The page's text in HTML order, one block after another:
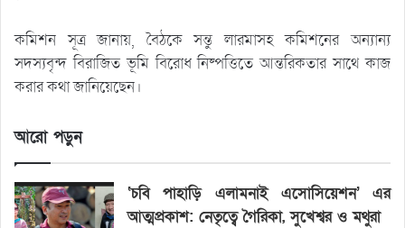
কমিশন সূত্র জানায়, বৈঠকে সন্তু লারমাসহ কমিশনের অন্যান্য
সদস্যবৃন্দ বিরাজিত ভূমি বিরোধ নিষ্পত্তিতে আন্তরিকতার সাথে কাজ
করার কথা জানিয়েছেন।
আরো পড়ুন
‘চবি পাহাড়ি এলামনাই এসোসিয়েশন’ এর
আত্মপ্রকাশ: নেতৃত্বে গৈরিকা, সুখেশ্বর ও মথুরা